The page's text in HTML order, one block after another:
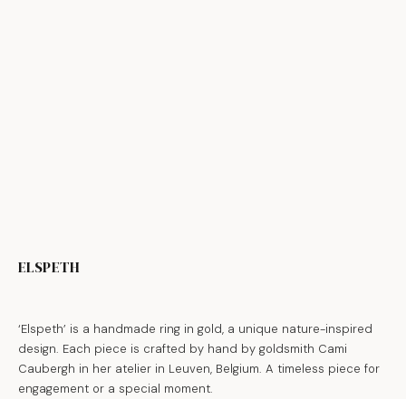
ELSPETH
‘Elspeth’ is a handmade ring in gold, a unique nature-inspired
design. Each piece is crafted by hand by goldsmith Cami
Caubergh in her atelier in Leuven, Belgium. A timeless piece for
engagement or a special moment.